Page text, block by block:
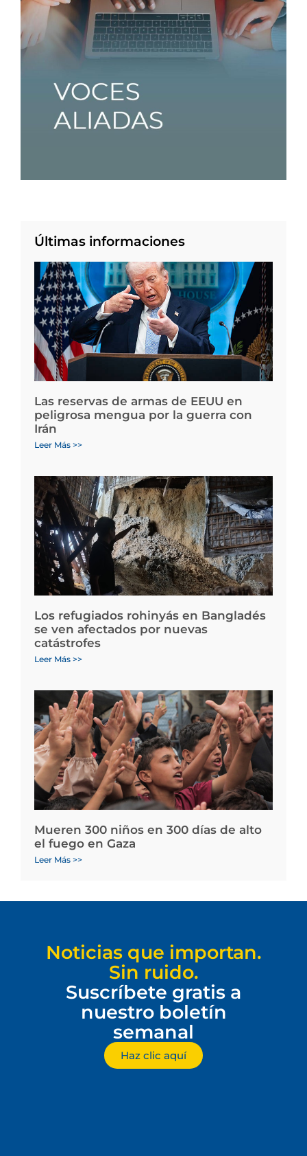
Últimas informaciones
Las reservas de armas de EEUU en
peligrosa mengua por la guerra con
Irán
Leer Más >>
Los refugiados rohinyás en Bangladés
se ven afectados por nuevas
catástrofes
Leer Más >>
Mueren 300 niños en 300 días de alto
el fuego en Gaza
Leer Más >>
Noticias que importan.
Sin ruido.
Suscríbete gratis a
nuestro boletín
semanal
Haz clic aquí